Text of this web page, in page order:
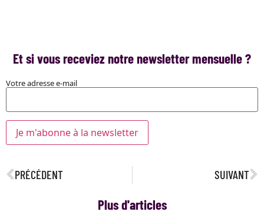
Et si vous receviez notre newsletter mensuelle ?
Votre adresse e-mail
PRÉCÉDENT SUIVANT
Plus d'articles